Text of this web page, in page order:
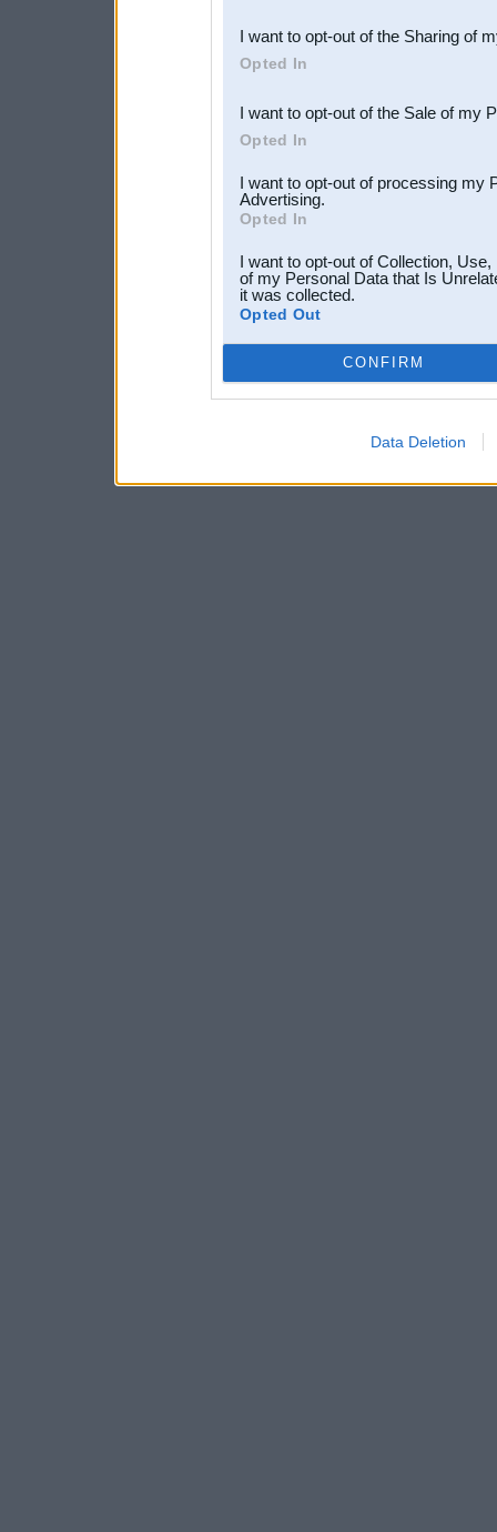
Downstream Participants
third parties.
I want to opt-out of the Sharing of
Opted In
I want to opt-out of the Sale of my
Opted In
I want to opt-out of processing my
Advertising.
Opted In
I want to opt-out of Collection,
of my Personal Data that Is
it was collected.
Opted Out
CONFIRM
Data Deletion